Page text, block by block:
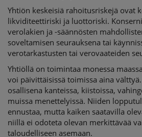
Yhtiön keskeisiä rahoitusriskejä ovat
likviditeettiriski ja luottoriski.
verolakien ja -säännösten
soveltamisen seurauksena tai
verotarkastusten tai verovaateiden
Yhtiöllä on toimintaa monessa
voi päivittäisissä toimissa aina
osallisena kanteissa, kiistoissa,
muissa menettelyissä. Niiden
ennustaa, mutta kaiken saatavilla
niillä ei odoteta olevan merkittävää
taloudelliseen asemaan.